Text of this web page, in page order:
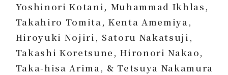
Yoshinori Kotani, Muhammad Ikhlas,
Takahiro Tomita, Kenta Amemiya,
Hiroyuki Nojiri, Satoru Nakatsuji,
Takashi Koretsune, Hironori Nakao,
Taka-hisa Arima, & Tetsuya Nakamura